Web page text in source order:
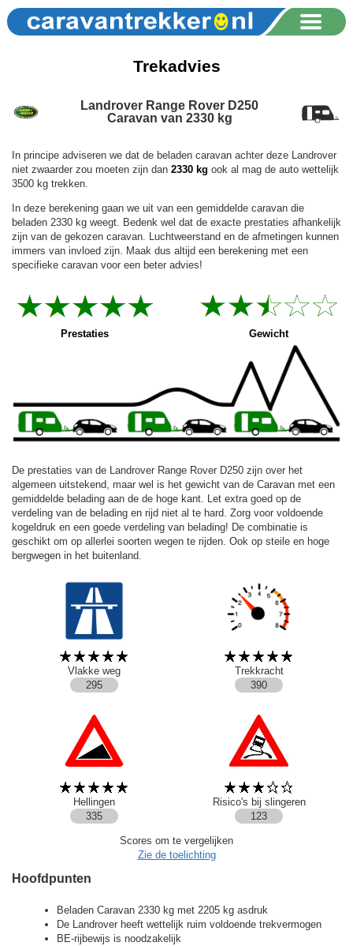
Trekadvies
Landrover Range Rover D250
Caravan van 2330 kg
In principe adviseren we dat de beladen caravan achter deze Landrover
niet zwaarder zou moeten zijn dan 2330 kg ook al mag de auto wettelijk
3500 kg trekken.
In deze berekening gaan we uit van een gemiddelde caravan die
beladen 2330 kg weegt. Bedenk wel dat de exacte prestaties afhankelijk
zijn van de gekozen caravan. Luchtweerstand en de afmetingen kunnen
immers van invloed zijn. Maak dus altijd een berekening met een
specifieke caravan voor een beter advies!
Prestaties Gewicht
De prestaties van de Landrover Range Rover D250 zijn over het
algemeen uitstekend, maar wel is het gewicht van de Caravan met een
gemiddelde belading aan de de hoge kant. Let extra goed op de
verdeling van de belading en rijd niet al te hard. Zorg voor voldoende
kogeldruk en een goede verdeling van belading! De combinatie is
geschikt om op allerlei soorten wegen te rijden. Ook op steile en hoge
bergwegen in het buitenland.
Vlakke weg
Trekkracht
295
390
Hellingen
Risico's bij slingeren
335
123
Scores om te vergelijken
Zie de toelichting
Hoofdpunten
Beladen Caravan 2330 kg met 2205 kg asdruk
De Landrover heeft wettelijk ruim voldoende trekvermogen
BE-rijbewijs is noodzakelijk